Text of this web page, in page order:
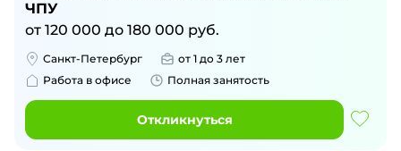
ЧПУ
от 120 000 до 180 000 руб.
Санкт-Петербург
от 1 до 3 лет
Работа в офисе
Полная занятость
Откликнуться